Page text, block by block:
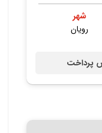
شهر
رویان
پرداخت